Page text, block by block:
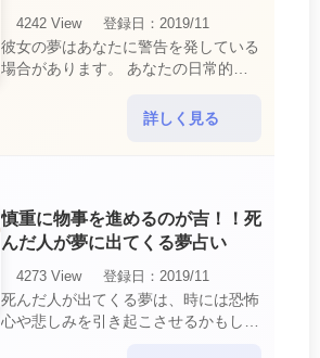
4242 View
登録日：2019/11
彼女の夢はあなたに警告を発している
場合があります。 あなたの日常的な
詳しく見る
慎重に物事を進めるのが吉！！死
んだ人が夢に出てくる夢占い
4273 View
登録日：2019/11
死んだ人が出てくる夢は、時には恐怖
心や悲しみを引き起こさせるかもしれ